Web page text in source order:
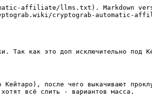
affiliate/llms.txt). Markdown
cryptograb-automatic-
Так как это доп исключительно под
после чего выкачивают
всё слить - вариантов масса.